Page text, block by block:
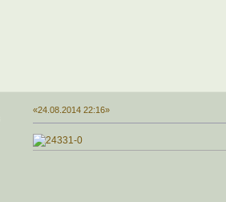
«24.08.2014 22:16»